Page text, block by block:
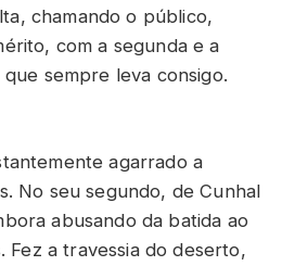
chamando o público,
com a segunda e a
sempre leva consigo.
agarrado a
No seu segundo, de Cunhal
abusando da batida ao
a travessia do deserto,